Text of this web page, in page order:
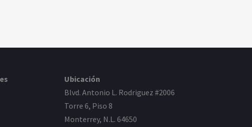
Ubicación
Blvd. Antonio L. Rodriguez #2006
Torre 6, Piso 8
Monterrey, N.L. 64650